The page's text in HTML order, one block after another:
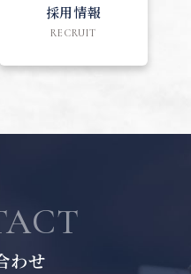
採用情報
RECRUIT
わせ